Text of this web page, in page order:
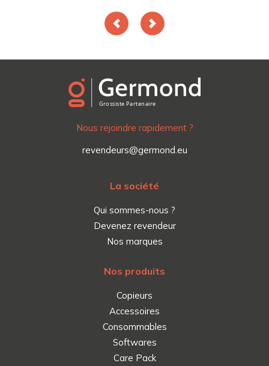
Nous rejoindre rapidement ?
revendeurs@germond.eu
La société
Qui sommes-nous ?
Devenez revendeur
Nos marques
Nos produits
Copieurs
Accessoires
Consommables
Softwares
Care Pack